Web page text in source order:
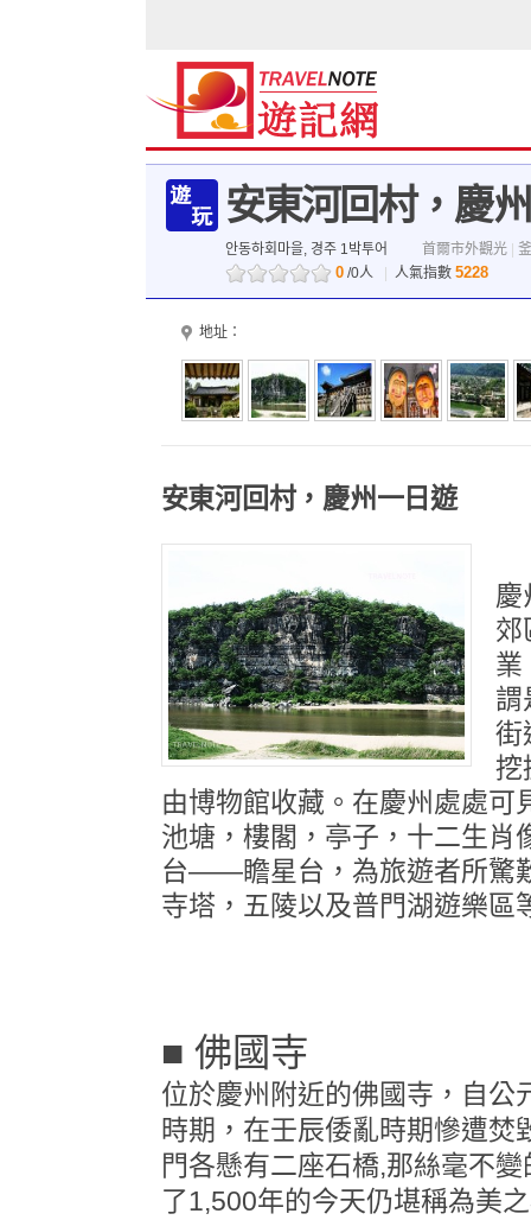
安東河回村，慶
안동하회마을, 경주 1박투어 首爾市外觀光|
0 /0人 人氣指數 5228
地址：
安東河回村，慶州一日遊
慶
郊
業
謂
街
挖
由博物館收藏。在慶州處處可
池塘，樓閣，亭子，十二生肖
台——瞻星台，為旅遊者所驚
寺塔，五陵以及普門湖遊樂區
■ 佛國寺
位於慶州附近的佛國寺，自公
時期，在壬辰倭亂時期慘遭
門各懸有二座石橋,那絲毫不
了1,500年的今天仍堪稱為美